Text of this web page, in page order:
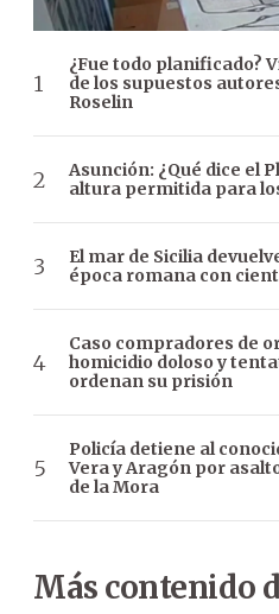
¿Fue todo planificado?
de los supuestos
Roselin
Asunción: ¿Qué dice el
altura permitida para
El mar de Sicilia
época romana con
Caso compradores de
homicidio doloso y
ordenan su prisión
Policía detiene al
Vera y Aragón por
de la Mora
Más contenido